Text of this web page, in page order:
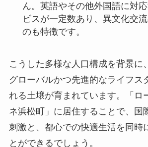
ん。英語やその他外国語に対
ビスが一定数あり、異文化交
のも特徴です。
こうした多様な人口構成を背景に
グローバルかつ先進的なライフス
れる土壌が育まれています。「ロ
ネ浜松町」に居住することで、国
刺激と、都心での快適生活を同時
とができるでしょう。